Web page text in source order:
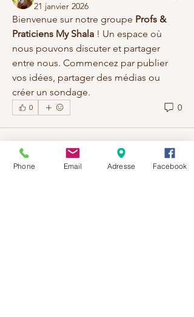
21 janvier 2026
Bienvenue sur notre groupe Profs &
Praticiens My Shala ! Un espace où
nous pouvons discuter et partager
entre nous. Commencez par publier
vos idées, partager des médias ou
créer un sondage.
0 0
À propos
Pour les professeurs de yoga, masseurs
et nutritionnistes or
Phone Email Adresse Facebook